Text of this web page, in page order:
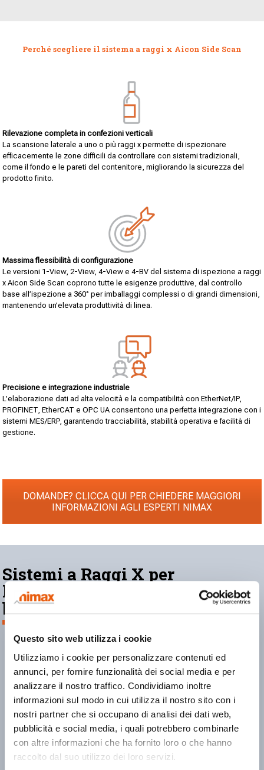
Questo sito web utilizza i cookie
Utilizziamo i cookie per personalizzare contenuti ed
annunci, per fornire funzionalità dei social media e per
analizzare il nostro traffico. Condividiamo inoltre
informazioni sul modo in cui utilizza il nostro sito con i
nostri partner che si occupano di analisi dei dati web,
pubblicità e social media, i quali potrebbero combinarle
con altre informazioni che ha fornito loro o che hanno
raccolto dal suo utilizzo dei loro servizi.
Perché scegliere il sistema a raggi x Aicon Side Scan
Rilevazione completa in confezioni verticali
La scansione laterale a uno o più raggi x permette di ispezionare
efficacemente le zone difficili da controllare con sistemi tradizionali,
come il fondo e le pareti del contenitore, migliorando la sicurezza del
prodotto finito.
Massima flessibilità di configurazione
Le versioni 1-View, 2-View, 4-View e 4-BV del sistema di ispezione a raggi
x Aicon Side Scan coprono tutte le esigenze produttive, dal controllo
base all’ispezione a 360° per imballaggi complessi o di grandi dimensioni,
mantenendo un’elevata produttività di linea.
Precisione e integrazione industriale
L’elaborazione dati ad alta velocità e la compatibilità con EtherNet/IP,
PROFINET, EtherCAT e OPC UA consentono una perfetta integrazione con i
sistemi MES/ERP, garantendo tracciabilità, stabilità operativa e facilità di
gestione.
DOMANDE? CLICCA QUI PER CHIEDERE MAGGIORI
INFORMAZIONI AGLI ESPERTI NIMAX
Sistemi a Raggi X per
l’ispezione e controllo: cosa
bisogna sapere